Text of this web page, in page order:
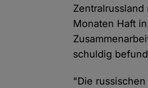
Monaten Haft
schuldig
"Die